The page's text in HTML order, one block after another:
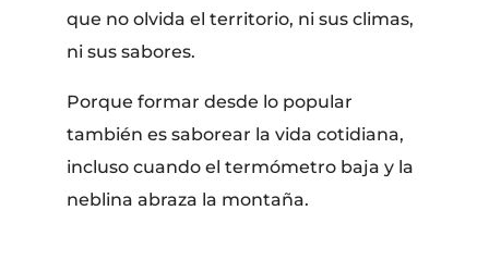
que no olvida el territorio, ni sus climas,
ni sus sabores.
Porque formar desde lo popular
también es saborear la vida cotidiana,
incluso cuando el termómetro baja y la
neblina abraza la montaña.